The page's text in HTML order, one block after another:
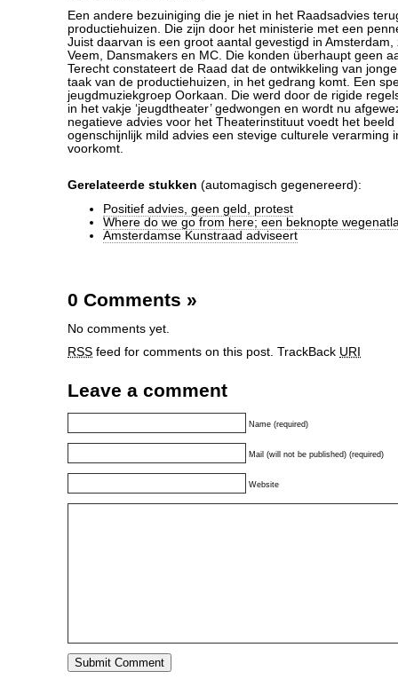
Een andere bezuiniging die je niet in het Raadsadvies
productiehuizen. Die zijn door het ministerie met een
Juist daarvan is een groot aantal gevestigd in
Veem, Dansmakers en MC. Die konden überhaupt geen
Terecht constateert de Raad dat de ontwikkeling van
taak van de productiehuizen, in het gedrang komt. Een
jeugdmuziekgroep Oorkaan. Die werd door de rigide
in het vakje ‘jeugdtheater’ gedwongen en wordt nu
negatieve advies voor het Theaterinstituut voedt het beeld
ogenschijnlijk mild advies een stevige culturele verarming
voorkomt.
Gerelateerde stukken (automagisch gegenereerd):
Positief advies, geen geld, protest
Where do we go from here; een beknopte
Amsterdamse Kunstraad adviseert
0 Comments »
No comments yet.
RSS feed for comments on this post. TrackBack URI
Leave a comment
Name (required)
Mail (will not be published) (required)
Website